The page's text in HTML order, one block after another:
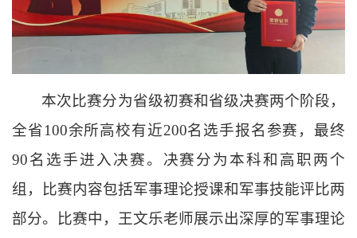
本次比赛分为省级初赛和省级决赛两个阶段，
全省100余所高校有近200名选手报名参赛，最终
90名选手进入决赛。决赛分为本科和高职两个
组，比赛内容包括军事理论授课和军事技能评比两
部分。比赛中，王文乐老师展示出深厚的军事理论